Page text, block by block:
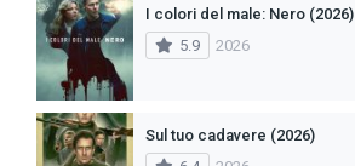
I colori del male: Nero (2026)
5.9
2026
Sul tuo cadavere (2026)